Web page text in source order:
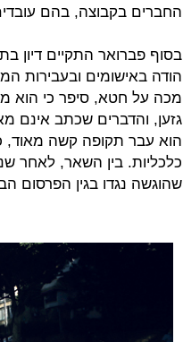
החברים בקבוצה, בהם
בסוף פברואר התקיים דיון
הודה באישומים ובעבירות
מכה על חטא, סיפר כי הוא
גזען, והדברים שכתב אינם
הוא עבר תקופה קשה מאוד,
שהוגשה נגדו בגין הפרסום